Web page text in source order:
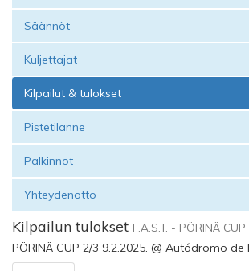
Säännöt
Kuljettajat
Kilpailut & tulokset
Pistetilanne
Palkinnot
Yhteydenotto
Kilpailun tulokset F.A.S.T. - PÖRINÄ
PÖRINÄ CUP 2/3 9.2.2025. @ Autódromo